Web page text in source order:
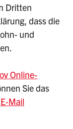
Dritten
dass die
und
Online-
Sie das
E-Mail